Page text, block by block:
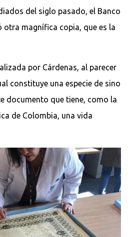
del siglo pasado, el Banco
otra magnífica copia, que es la
por Cárdenas, al parecer
constituye una especie de sino
documento que tiene, como la
de Colombia, una vida